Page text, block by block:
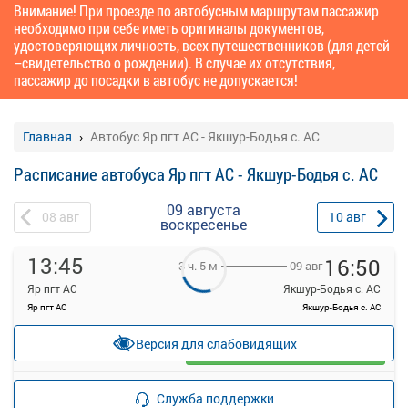
Внимание! При проезде по автобусным маршрутам пассажир
необходимо при себе иметь оригиналы документов,
удостоверяющих личность, всех путешественников (для детей
–свидетельство о рождении). В случае их отсутствия,
пассажир до посадки в автобус не допускается!
Главная Автобус Яр пгт АС - Якшур-Бодья с. АС
Расписание автобуса Яр пгт АС - Якшур-Бодья с. АС
08 авг 09 августа
воскресенье 10авг
13:45
Яр пгт АС
Яр пгт АС
3 ч. 5 м 09 авг 16:50
Якшур-Бодья с. АС
Якшур-Бодья с. АС
—
Загрузить цену
Версия для слабовидящих
Служба поддержки